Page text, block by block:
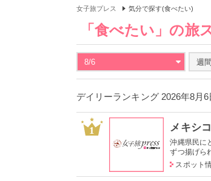
女子旅プレス 気分で探す(食べたい)
「食べたい」の旅
8/6 週
デイリーランキング 2026年8月
1 メキシコ
沖縄県民に
ずつ揚げら
スポット